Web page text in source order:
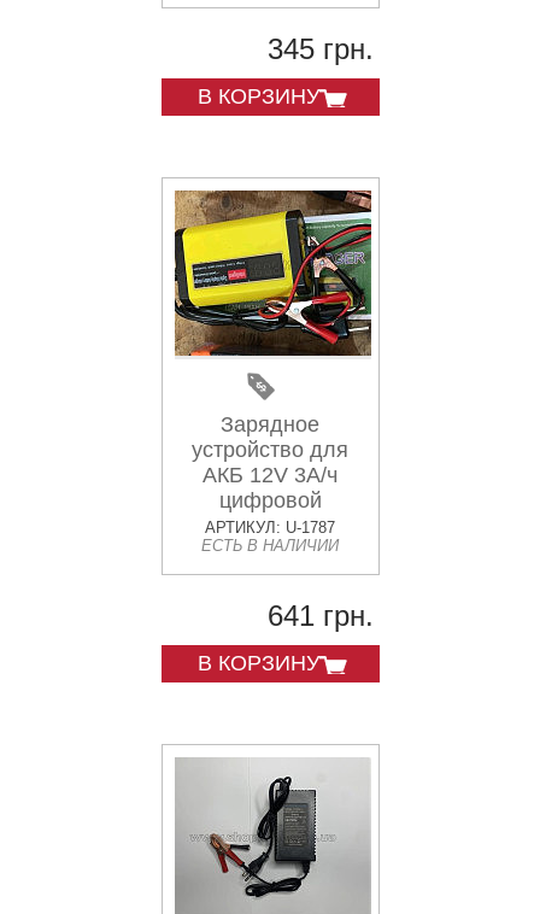
345 грн.
В КОРЗИНУ
Зарядное
устройство для
АКБ 12V 3А/ч
цифровой
индикатор ZV-2
АРТИКУЛ: U-1787
ЕСТЬ В НАЛИЧИИ
641 грн.
В КОРЗИНУ